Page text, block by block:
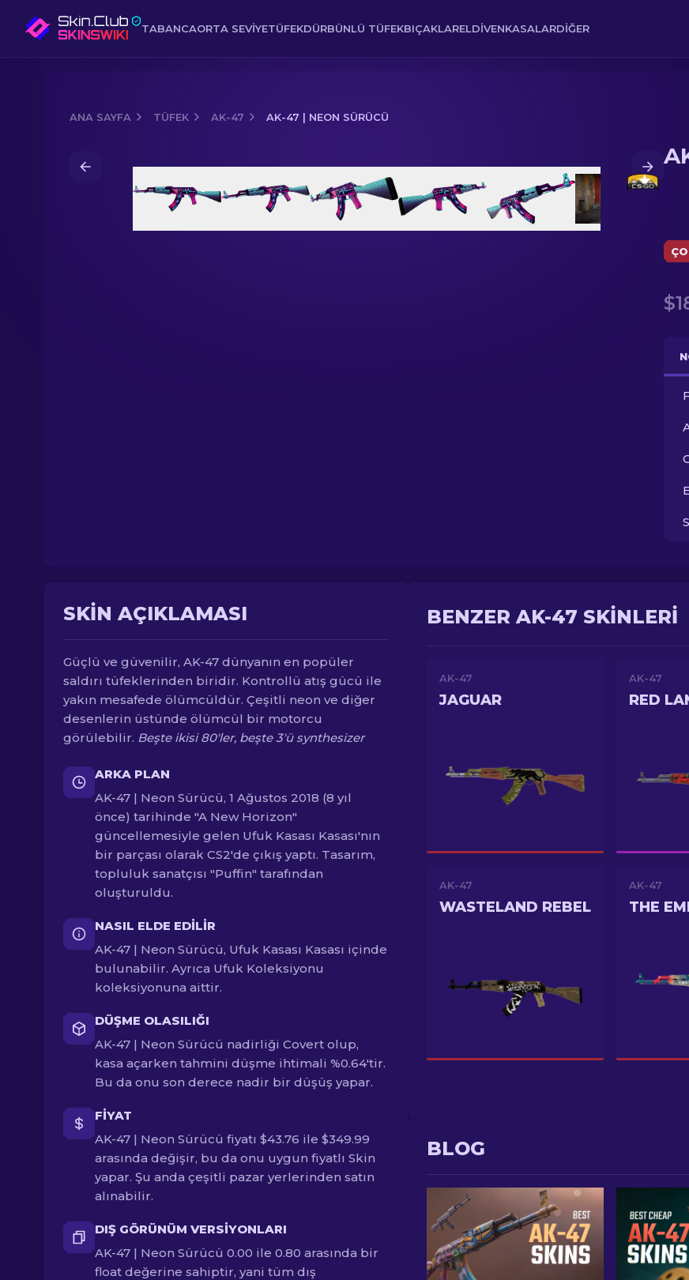
TABANCAORTA SEVIYETÜFEKDÜRBÜNLÜ TÜFEKBIÇAKLARELDIVENKASALARDIĞER
ANA SAYFA TÜFEK AK-47 AK-47 | NEON SÜRÜCÜ
SKIN AÇIKLAMASI
Güçlü ve güvenilir, AK-47 dünyanın en popüler
saldırı tüfeklerinden biridir. Kontrollü atış gücü ile
yakın mesafede ölümcüldür. Çeşitli neon ve diğer
desenlerin üstünde ölümcül bir motorcu
görülebilir. Beşte ikisi 80'ler, beşte 3'ü synthesizer
ARKA PLAN
AK-47 | Neon Sürücü, 1 Ağustos 2018 (8 yıl
önce) tarihinde "A New Horizon"
güncellemesiyle gelen Ufuk Kasası Kasası'nın
bir parçası olarak CS2'de çıkış yaptı. Tasarım,
topluluk sanatçısı "Puffin" tarafından
oluşturuldu.
NASIL ELDE EDILIR
AK-47 | Neon Sürücü, Ufuk Kasası Kasası içinde
bulunabilir. Ayrıca Ufuk Koleksiyonu
koleksiyonuna aittir.
DÜŞME OLASILIĞI
AK-47 | Neon Sürücü nadirliği Covert olup,
kasa açarken tahmini düşme ihtimali %0.64'tir.
Bu da onu son derece nadir bir düşüş yapar.
FIYAT
AK-47 | Neon Sürücü fiyatı $43.76 ile $349.99
arasında değişir, bu da onu uygun fiyatlı Skin
yapar. Şu anda çeşitli pazar yerlerinden satın
alınabilir.
DIŞ GÖRÜNÜM VERSIYONLARI
AK-47 | Neon Sürücü 0.00 ile 0.80 arasında bir
float değerine sahiptir, yani tüm dış
BENZER AK-47 SKINLERI
AK-47
JAGUAR
AK-47
RED
AK-47
WASTELAND REBEL
AK-47
THE
BLOG